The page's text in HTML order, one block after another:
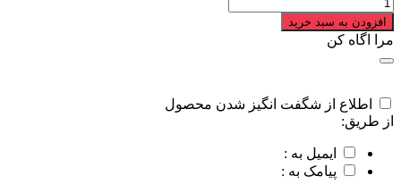
افزودن به سبد خرید
مرا اگاه کن
اطلاع از شگفت انگیز شدن محصول
از طریق:
ایمیل به :
پیامک به :